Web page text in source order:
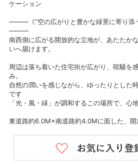
ケーション
―――《”空の広がりと豊かな緑景に寄り添
―――
南西側に広がる開放的な立地が、あたたか
いへ届けます。
周辺は落ち着いた住宅街が広がり、喧騒を
み。
自然の潤いを感じながら、ゆったりとした
です
「光・風・緑」が調和するこの場所で、心
東道路約6.0M×南道路約4.0Mに面した、開